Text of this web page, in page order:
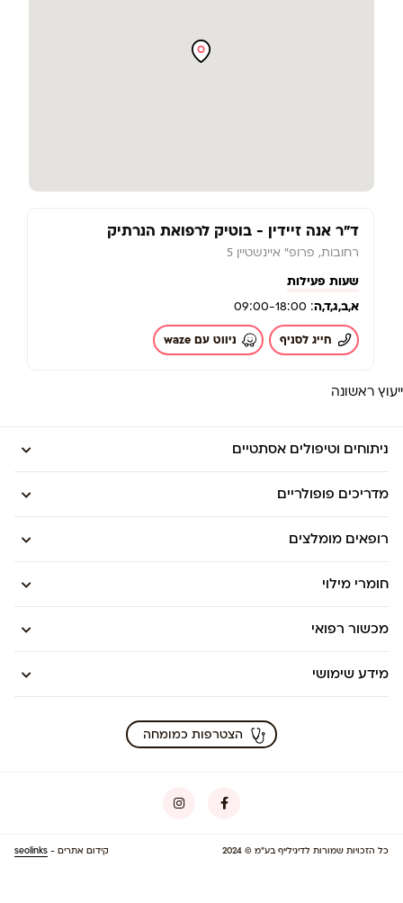
ד"ר אנה זיידין - בוטיק לרפואת הנרתיק
רחובות, פרופ" איינשטיין 5
שעות פעילות
א,ב,ג,ד,ה: 09:00-18:00
חייג לסניף ניווט עם waze
ייעוץ ראשונה
ניתוחים וטיפולים אסתטיים
מדריכים פופולריים
רופאים מומלצים
חומרי מילוי
מכשור רפואי
מידע שימושי
הצטרפות כמומחה
כל הזכויות שמורות לדיגילייף בע”מ © 2024 קידום אתרים - seolinks